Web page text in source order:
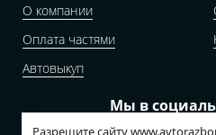
Разрешите сайту
О компании
Оплата частями
Автовыкуп
Мы в